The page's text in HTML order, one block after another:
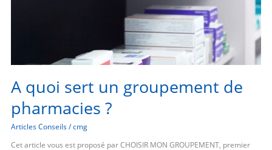
A quoi sert un groupement de
pharmacies ?
Articles Conseils/cmg
Cet article vous est proposé par CHOISIR MON GROUPEMENT, premier